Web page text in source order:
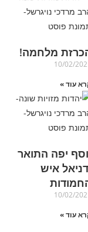
מלחמה!
10/02/
עוד »
יפה התואר
איש
10/02/
עוד »